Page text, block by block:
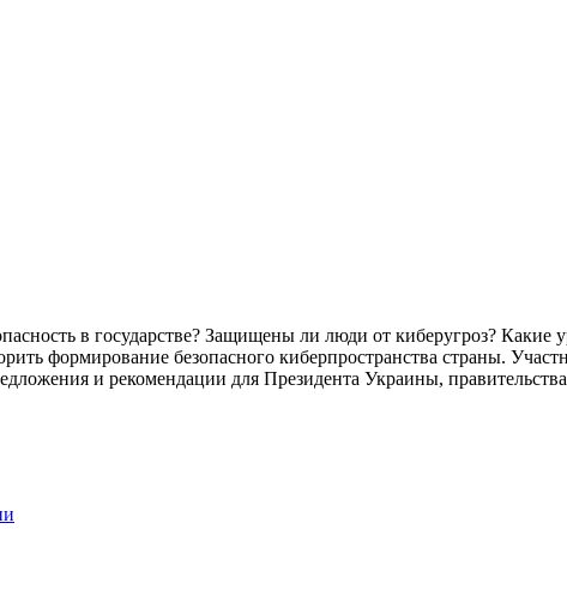
в государстве? Защищены ли люди от киберугроз?
формирование безопасного киберпространства страны.
и рекомендации для Президента Украины,